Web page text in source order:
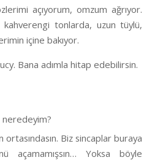
açıyorum, omzum ağrıyor.
kahverengi tonlarda, uzun tüylü,
içine bakıyor.
Bana adımla hitap edebilirsin.
neredeyim?
ortasındasın. Biz sincaplar buraya
açamamışsın… Yoksa böyle